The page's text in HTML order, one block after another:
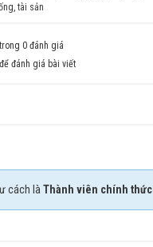
, tài sản
0 đánh giá
đánh giá bài viết
cách là Thành viên chính thức